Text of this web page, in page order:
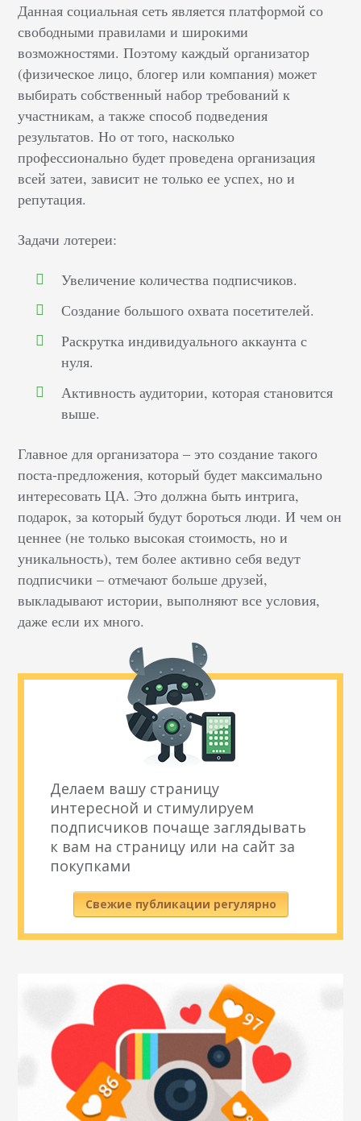
Данная социальная сеть является платформой со
свободными правилами и широкими
возможностями. Поэтому каждый организатор
(физическое лицо, блогер или компания) может
выбирать собственный набор требований к
участникам, а также способ подведения
результатов. Но от того, насколько
профессионально будет проведена организация
всей затеи, зависит не только ее успех, но и
репутация.
Задачи лотереи:
Увеличение количества подписчиков.
Создание большого охвата посетителей.
Раскрутка индивидуального аккаунта с
нуля.
Активность аудитории, которая становится
выше.
Главное для организатора – это создание такого
поста-предложения, который будет максимально
интересовать ЦА. Это должна быть интрига,
подарок, за который будут бороться люди. И чем он
ценнее (не только высокая стоимость, но и
уникальность), тем более активно себя ведут
подписчики – отмечают больше друзей,
выкладывают истории, выполняют все условия,
даже если их много.
Делаем вашу страницу
интересной и стимулируем
подписчиков почаще заглядывать
к вам на страницу или на сайт за
покупками
Свежие публикации регулярно